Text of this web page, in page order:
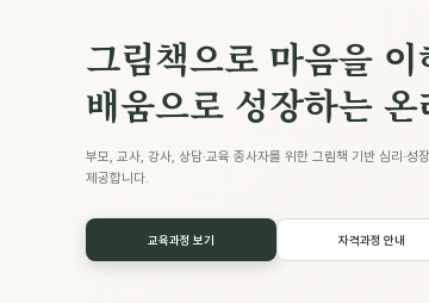
그림책으로 마음을
배움으로 성장하는
부모, 교사, 강사, 상담·교육 종사자를 위한 그림책 기반 심리·성
제공합니다.
교육과정 보기 자격과정 안내